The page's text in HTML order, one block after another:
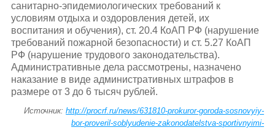
санитарно-эпидемиологических требований к
условиям отдыха и оздоровления детей, их
воспитания и обучения), ст. 20.4 КоАП РФ (нарушение
требований пожарной безопасности) и ст. 5.27 КоАП
РФ (нарушение трудового законодательства).
Административные дела рассмотрены, назначено
наказание в виде административных штрафов в
размере от 3 до 6 тысяч рублей.
Источник:http://procrf.ru/news/631810-prokuror-goroda-sosnovyiy-
bor-proveril-soblyudenie-zakonodatelstva-sportivnyimi-